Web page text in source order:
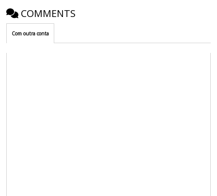
COMMENTS
Com outra conta